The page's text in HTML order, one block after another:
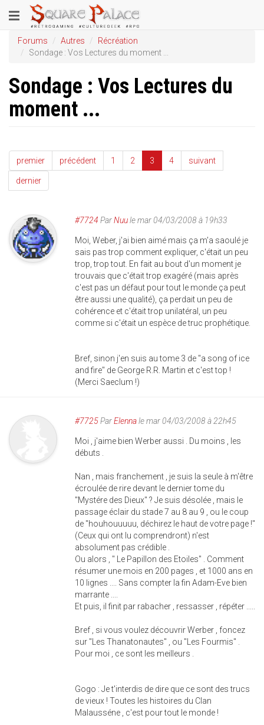
au
contenu
principal
Toggle
navigation
Forums Autres
Récréation
Sondage : Vos Lectures du moment ...
Sondage : Vos Lectures du
moment ...
premier précédent 1 2 3 4 suivant
dernier
#7724 ParNuule mar 04/03/2008 à 19h33
Moi, Weber, j'ai bien aimé mais ça m'a saoulé je
sais pas trop comment expliquer, c'était un peu
trop, trop tout. En fait au bout d'un moment je
trouvais que c'était trop exagéré (mais après
c'est pas un défaut pour tout le monde ça peut
être aussi une qualité), ça perdait un peu de
cohérence et c'était trop unilatéral, un peu
comme si c'était un espèce de truc prophétique.
Bref, sinon j'en suis au tome 3 de "a song of ice
and fire" de George R.R. Martin et c'est top !
(Merci Saeclum !)
#7725ParElennale mar 04/03/2008 à 22h45
Moi , j'aime bien Werber aussi . Du moins , les
débuts .
Nan , mais franchement , je suis la seule à m'être
écroulée de rire devant le dernier tome du
"Mystére des Dieux" ? Je suis désolée , mais le
passage éclair du stade 7 au 8 au 9 , ou le coup
de "houhouuuuu, déchirez le haut de votre page !"
(Ceux qui ont lu comprendront) n'est
absolument pas crédible .
Ou alors , " Le Papillon des Etoiles" . Comment
résumer une mois en 200 pages , et 1000 ans en
10 lignes .... Sans compter la fin Adam-Eve bien
marrante ....
Et puis, il finit par rabacher , ressasser , répéter .....
Bref , si vous voulez découvrir Werber , foncez
sur "Les Thanatonautes" , ou "Les Fourmis" .
Pour moi , ce sont les meilleurs .
Gogo : Je t'interdis de dire que ce sont des trucs
de vieux ! Toutes les histoires du Clan
Malausséne , c'est pour tout le monde !